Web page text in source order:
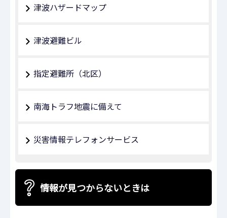
津波ハザードマップ
津波避難ビル
指定避難所（北区）
南海トラフ地震に備えて
災害情報テレフォンサービス
情報が見つからないときは